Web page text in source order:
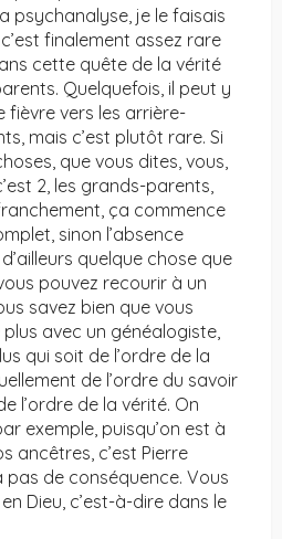
psychanalyse, je le faisais
finalement assez rare
cette quête de la vérité
Quelquefois, il peut y
fièvre vers les arrière-
mais c’est plutôt rare. Si
que vous dites, vous,
2, les grands-parents,
ça commence
sinon l’absence
quelque chose que
pouvez recourir à un
savez bien que vous
avec un généalogiste,
qui soit de l’ordre de la
de l’ordre du savoir
l’ordre de la vérité. On
exemple, puisqu’on est à
ancêtres, c’est Pierre
pas de conséquence. Vous
Dieu, c’est-à-dire dans le